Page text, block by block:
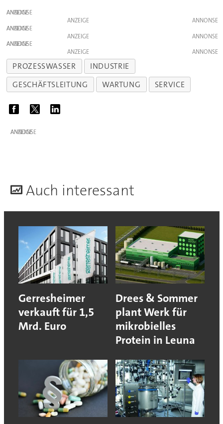
ANZEIGE
ANZEIGE
ANZEIGE
ANZEIGE
ANZEIGE
ANZEIGE
PROZESSWASSER
INDUSTRIE
GESCHÄFTSLEITUNG
WARTUNG SERVICE
ANZEIGE
Auch interessant
Gerresheimer
verkauft für 1,5
Mrd. Euro
Drees & Sommer
plant Werk für
mikrobielles
Protein in Leuna